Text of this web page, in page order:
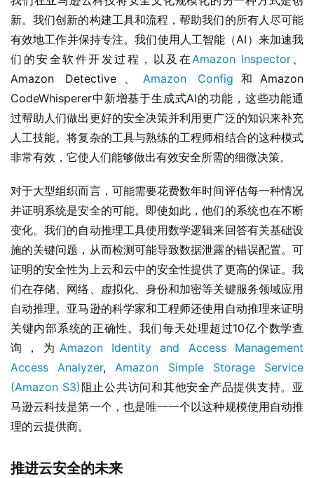
新。我们创新的构建工具和流程，帮助我们的所有人尽可能
有效地工作并保持专注。我们使用人工智能（AI）来加速我
们的安全软件开发过程，以及在Amazon Inspector、
Amazon Detective、 Amazon Config 和Amazon
CodeWhisperer中新增基于生成式AI的功能，这些功能通
过帮助人们做出更好的安全决策并利用更广泛的知识来补充
人工技能。将复杂的工具与熟练的工程师相结合的这种模式
非常有效，它使人们能够做出有效安全所需的细微决策。
对于大型组织而言，可能需要花费数年时间评估每一种情况
并证明系统是安全的可能。即使如此，他们的系统也在不断
变化。我们的自动推理工具使用数学逻辑来回答有关基础设
施的关键问题，从而检测可能导致数据泄露的错误配置。可
证明的安全性为上云和云中的安全性提供了更高的保证。我
们在存储、网络、虚拟化、身份和加密等关键服务领域应用
自动推理。亚马逊的科学家和工程师还使用自动推理来证明
关键内部系统的正确性。我们每天处理超过10亿个数学查
询，为 Amazon Identity and Access Management
Access Analyzer, Amazon Simple Storage Service
(Amazon S3) 阻止公共访问和其他安全产品提供支持。亚
马逊云科技是第一个，也是唯一一个以这种规模使用自动推
理的云提供商。
推进云安全的未来